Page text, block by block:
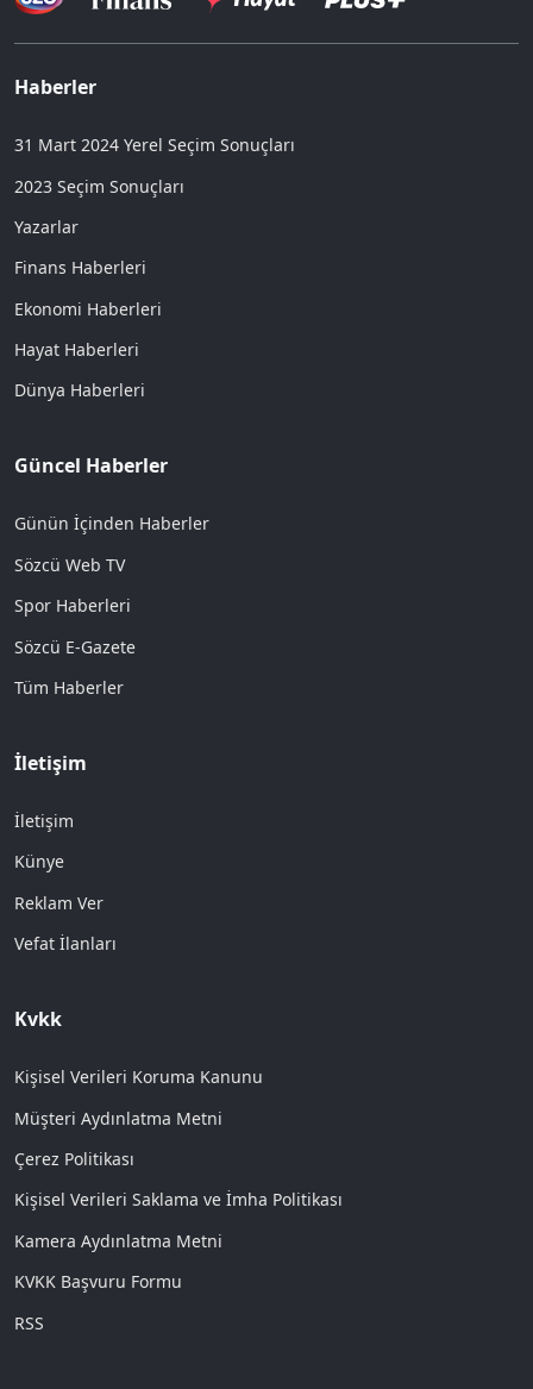
Haberler
31 Mart 2024 Yerel Seçim Sonuçları
2023 Seçim Sonuçları
Yazarlar
Finans Haberleri
Ekonomi Haberleri
Hayat Haberleri
Dünya Haberleri
Güncel Haberler
Günün İçinden Haberler
Sözcü Web TV
Spor Haberleri
Sözcü E-Gazete
Tüm Haberler
İletişim
İletişim
Künye
Reklam Ver
Vefat İlanları
Kvkk
Kişisel Verileri Koruma Kanunu
Müşteri Aydınlatma Metni
Çerez Politikası
Kişisel Verileri Saklama ve İmha Politikası
Kamera Aydınlatma Metni
KVKK Başvuru Formu
RSS